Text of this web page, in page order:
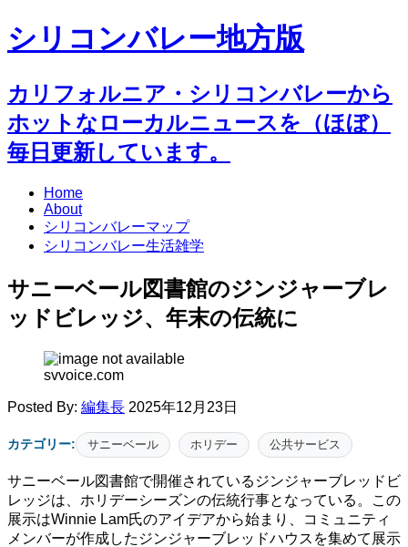
シリコンバレー地方版
カリフォルニア・シリコンバレーから
ホットなローカルニュースを（ほぼ）
毎日更新しています。
Home
About
シリコンバレーマップ
シリコンバレー生活雑学
サニーベール図書館のジンジャーブレ
ッドビレッジ、年末の伝統に
svvoice.com
Posted By: 編集長 2025年12月23日
カテゴリー: サニーベール ホリデー 公共サービス
サニーベール図書館で開催されているジンジャーブレッドビ
レッジは、ホリデーシーズンの伝統行事となっている。この
展示はWinnie Lam氏のアイデアから始まり、コミュニティ
メンバーが作成したジンジャーブレッドハウスを集めて展示